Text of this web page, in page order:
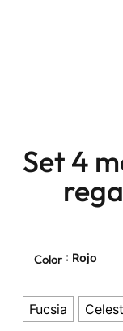
Set 4
Color : Rojo
Fucsia